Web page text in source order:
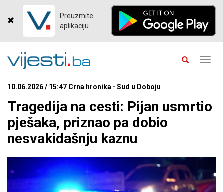
Preuzmite
aplikaciju
10.06.2026 / 15:47 Crna hronika - Sud u Doboju
Tragedija na cesti: Pijan usmrtio
pješaka, priznao pa dobio
nesvakidašnju kaznu